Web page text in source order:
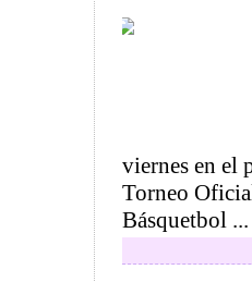
viernes en el
Torneo
Básquetbol ...